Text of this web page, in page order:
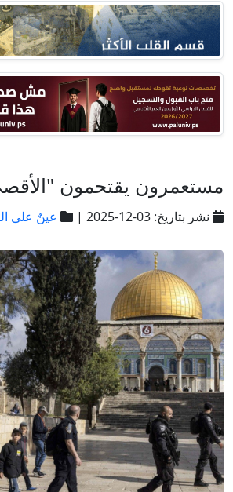
مستعمرون يقتحمون
نشر بتاريخ: 03-12-2025 | عينٌ على